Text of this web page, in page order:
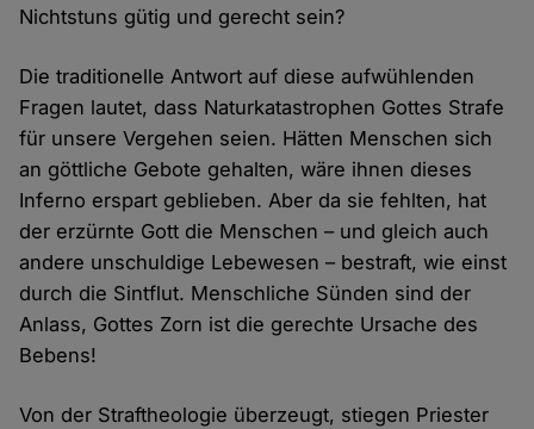
Nichtstuns gütig und gerecht sein?
Die traditionelle Antwort auf diese aufwühlenden
Fragen lautet, dass Naturkatastrophen Gottes Strafe
für unsere Vergehen seien. Hätten Menschen sich
an göttliche Gebote gehalten, wäre ihnen dieses
Inferno erspart geblieben. Aber da sie fehlten, hat
der erzürnte Gott die Menschen – und gleich auch
andere unschuldige Lebewesen – bestraft, wie einst
durch die Sintflut. Menschliche Sünden sind der
Anlass, Gottes Zorn ist die gerechte Ursache des
Bebens!
Von der Straftheologie überzeugt, stiegen Priester